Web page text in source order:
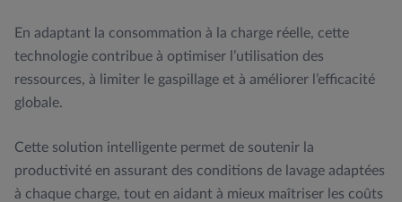
En adaptant la consommation à la charge réelle, cette
technologie contribue à optimiser l’utilisation des
ressources, à limiter le gaspillage et à améliorer l’efficacité
globale.
Cette solution intelligente permet de soutenir la
productivité en assurant des conditions de lavage adaptées
à chaque charge, tout en aidant à mieux maîtriser les coûts